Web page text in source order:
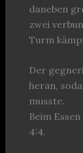
daneben
zwei
Turm
Der
heran,
musste.
Beim
4:4.